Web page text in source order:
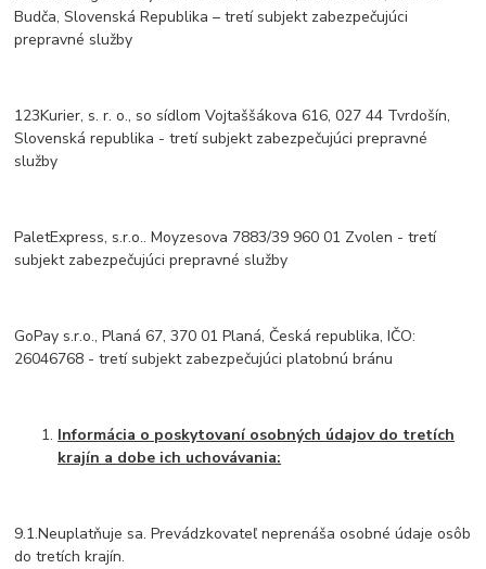
Budča, Slovenská Republika – tretí subjekt zabezpečujúci
prepravné služby
123Kurier, s. r. o., so sídlom Vojtaššákova 616, 027 44 Tvrdošín,
Slovenská republika - tretí subjekt zabezpečujúci prepravné
služby
PaletExpress, s.r.o.. Moyzesova 7883/39 960 01 Zvolen - tretí
subjekt zabezpečujúci prepravné služby
GoPay s.r.o., Planá 67, 370 01 Planá, Česká republika, IČO:
26046768 - tretí subjekt zabezpečujúci platobnú bránu
Informácia o poskytovaní osobných údajov do tretích
krajín a dobe ich uchovávania:
9.1.Neuplatňuje sa. Prevádzkovateľ neprenáša osobné údaje osôb
do tretích krajín.